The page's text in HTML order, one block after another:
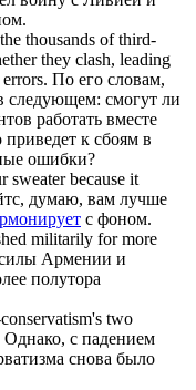
thousands of third-
they clash, leading
По его словам,
следующем: смогут ли
работать вместе
приведет к сбоям в
ошибки?
sweater because it
думаю, вам лучше
с фоном.
militarily for more
Армении и
полутора
two
Однако, с падением
снова было